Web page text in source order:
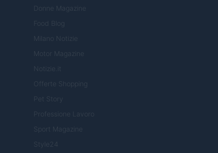
Donne Magazine
Food Blog
Milano Notizie
Motor Magazine
Notizie.it
Offerte Shopping
Pet Story
Professione Lavoro
Sport Magazine
Style24